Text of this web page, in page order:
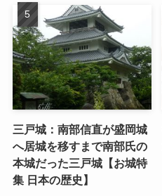
三戸城：南部信直が盛岡城
へ居城を移すまで南部氏の
本城だった三戸城【お城特
集 日本の歴史】